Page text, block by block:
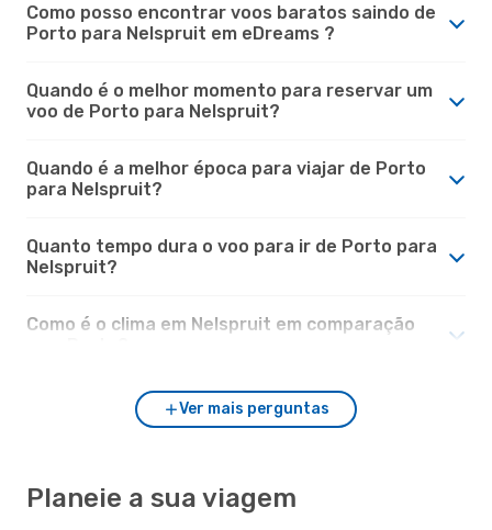
Como posso encontrar voos baratos saindo de
Porto para Nelspruit em eDreams ?
Quando é o melhor momento para reservar um
voo de Porto para Nelspruit?
Quando é a melhor época para viajar de Porto
para Nelspruit?
Quanto tempo dura o voo para ir de Porto para
Nelspruit?
Como é o clima em Nelspruit em comparação
Ver mais perguntas
Planeie a sua viagem